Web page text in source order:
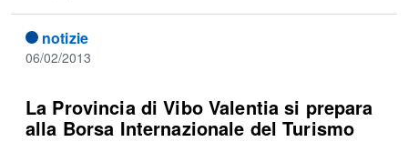
notizie
06/02/2013
La Provincia di Vibo Valentia si prepara
alla Borsa Internazionale del Turismo